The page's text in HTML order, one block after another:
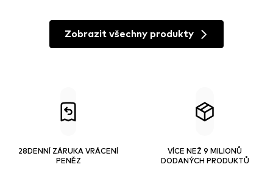
Zobrazit všechny produkty
28DENNÍ ZÁRUKA VRÁCENÍ
PENĚZ
VÍCE NEŽ 9 MILIONŮ
DODANÝCH PRODUKTŮ